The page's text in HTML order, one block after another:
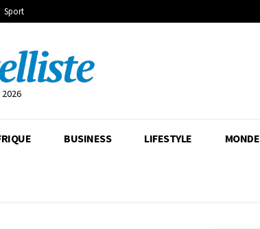
Sport
BUSINESS LIFESTYLE MONDE